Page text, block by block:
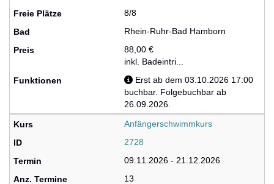
8/8
Rhein-Ruhr-Bad Hamborn
88,00 €
inkl. Badeintri...
Erst ab dem 03.10.2026 17:00
buchbar. Folgebuchbar ab
26.09.2026.
Anfängerschwimmkurs
2728
09.11.2026 - 21.12.2026
13